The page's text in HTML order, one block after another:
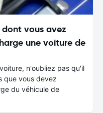
dont vous avez
une voiture de
n'oubliez pas qu'il
que vous devez
du véhicule de